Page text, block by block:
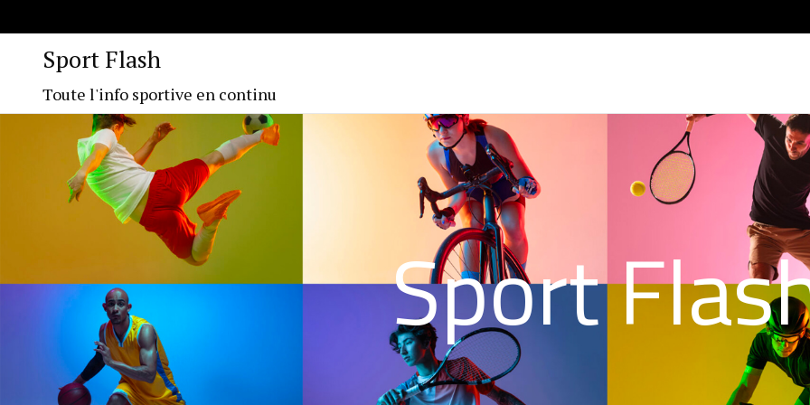
Sport Flash
Toute l'info sportive en continu
Sport